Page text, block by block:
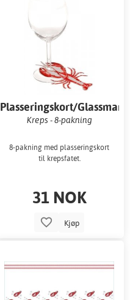
Plasseringskort/
Kreps - 8-pakning
8-pakning med plasseringskort
til krepsfatet.
31 NOK
Kjøp